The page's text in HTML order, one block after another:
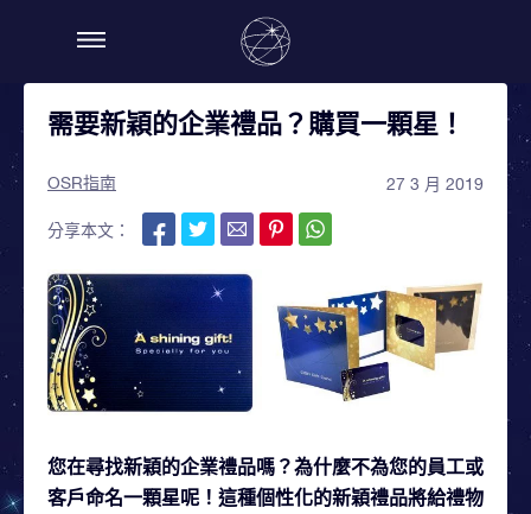
需要新穎的企業禮品？購買一顆星！
OSR指南 27 3 月 2019
分享本文：
您在尋找新穎的企業禮品嗎？為什麼不為您的員工或
客戶命名一顆星呢！這種個性化的新穎禮品將給禮物